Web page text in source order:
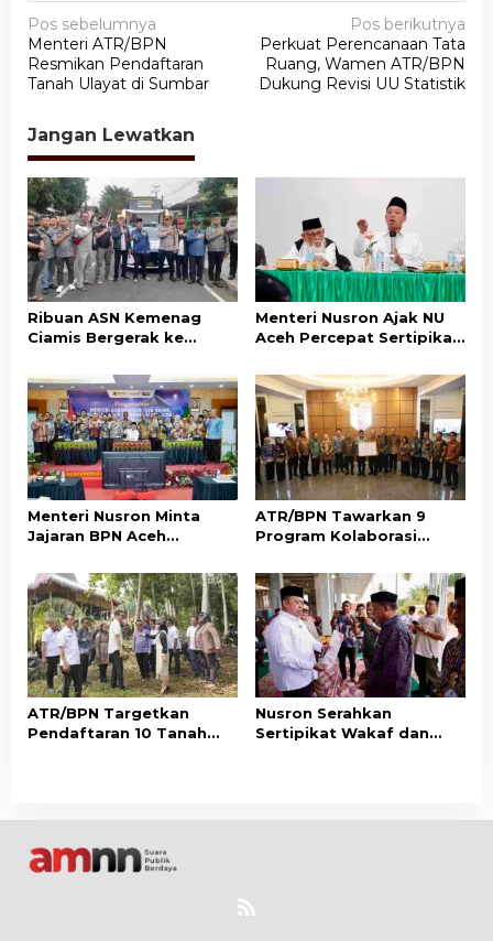
N
a
v
g
a
s
i
p
o
s
Pos sebelumnya
Menteri ATR/BPN
Resmikan Pendaftaran
Tanah Ulayat di Sumbar
Pos berikutnya
Perkuat Perencanaan Tata
Ruang, Wamen ATR/BPN
Dukung Revisi UU Statistik
Jangan Lewatkan
Ribuan ASN Kemenag
Ciamis Bergerak ke
Kebangsaan
Menteri Nusron Ajak NU
Aceh Percepat Sertipikasi
Kepastian Hukum Aset
Umat
Menteri Nusron Minta
Jajaran BPN Aceh
Layanan Pertanahan
Berbasis Kepuasan
Masyarakat
ATR/BPN Tawarkan 9
Program Kolaborasi
untuk Perkuat Layanan
Pertanahan
ATR/BPN Targetkan
Pendaftaran 10 Tanah
Nusron Serahkan
Sertipikat Wakaf dan